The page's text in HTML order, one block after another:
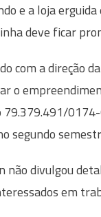
e a loja
deve ficar
com a direção
o
79.379.491/
segundo
não divulgou
em